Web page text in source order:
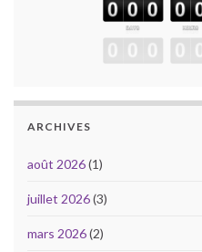
ARCHIVES
août 2026(1)
juillet 2026(3)
mars 2026(2)